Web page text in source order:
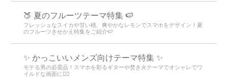
🍑 夏のフルーツテーマ特集 🍉
フレッシュなスイカや甘い桃、爽やかなレモンでスマホをデザイン！夏
のフルーツきせかえ特集をご紹介🍉
✨ かっこいいメンズ向けテーマ特集 ✨
モテる男の必需品！スマホを彩るギターや焚き火テーマでオシャレでワ
イルドな画面に👍🏻